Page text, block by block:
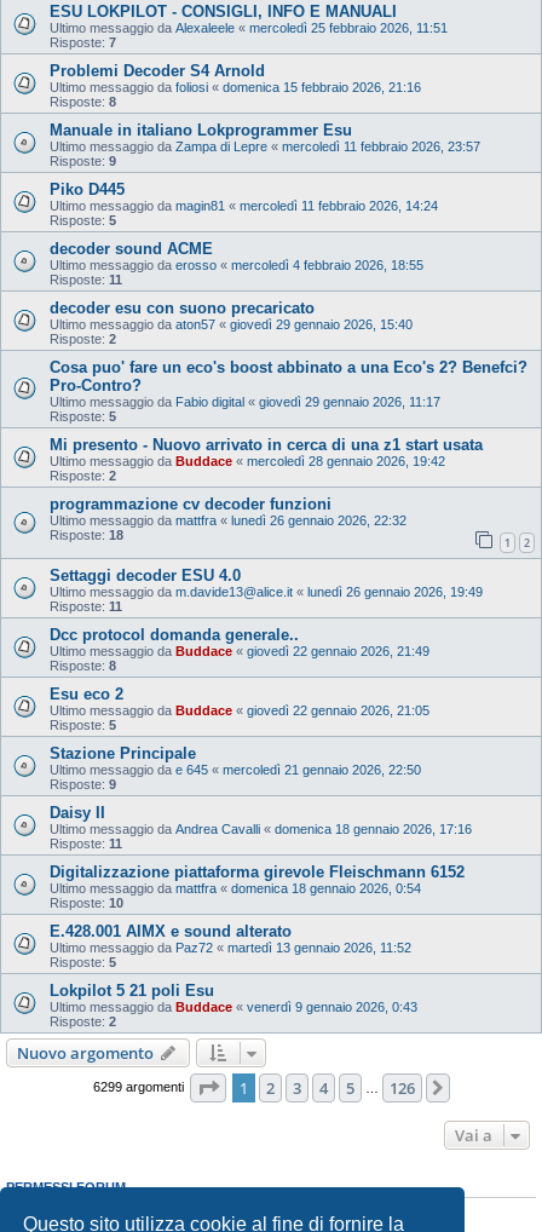
Questo sito utilizza cookie al fine di fornire la
ESU LOKPILOT - CONSIGLI, INFO E MANUALI
Ultimo messaggio da Alexaleele « mercoledì 25 febbraio 2026, 11:51
Risposte: 7
Problemi Decoder S4 Arnold
Ultimo messaggio da foliosi « domenica 15 febbraio 2026, 21:16
Risposte: 8
Manuale in italiano Lokprogrammer Esu
Ultimo messaggio da Zampa di Lepre « mercoledì 11 febbraio 2026, 23:57
Risposte: 9
Piko D445
Ultimo messaggio da magin81 « mercoledì 11 febbraio 2026, 14:24
Risposte: 5
decoder sound ACME
Ultimo messaggio da erosso « mercoledì 4 febbraio 2026, 18:55
Risposte: 11
decoder esu con suono precaricato
Ultimo messaggio da aton57 « giovedì 29 gennaio 2026, 15:40
Risposte: 2
Cosa puo' fare un eco's boost abbinato a una Eco's 2? Benefci?
Pro-Contro?
Ultimo messaggio da Fabio digital « giovedì 29 gennaio 2026, 11:17
Risposte: 5
Mi presento - Nuovo arrivato in cerca di una z1 start usata
Ultimo messaggio da Buddace « mercoledì 28 gennaio 2026, 19:42
Risposte: 2
programmazione cv decoder funzioni
Ultimo messaggio da mattfra « lunedì 26 gennaio 2026, 22:32
Risposte: 18 1 2
Settaggi decoder ESU 4.0
Ultimo messaggio da m.davide13@alice.it « lunedì 26 gennaio 2026, 19:49
Risposte: 11
Dcc protocol domanda generale..
Ultimo messaggio da Buddace « giovedì 22 gennaio 2026, 21:49
Risposte: 8
Esu eco 2
Ultimo messaggio da Buddace « giovedì 22 gennaio 2026, 21:05
Risposte: 5
Stazione Principale
Ultimo messaggio da e 645 « mercoledì 21 gennaio 2026, 22:50
Risposte: 9
Daisy II
Ultimo messaggio da Andrea Cavalli « domenica 18 gennaio 2026, 17:16
Risposte: 11
Digitalizzazione piattaforma girevole Fleischmann 6152
Ultimo messaggio da mattfra « domenica 18 gennaio 2026, 0:54
Risposte: 10
E.428.001 AIMX e sound alterato
Ultimo messaggio da Paz72 « martedì 13 gennaio 2026, 11:52
Risposte: 5
Lokpilot 5 21 poli Esu
Ultimo messaggio da Buddace « venerdì 9 gennaio 2026, 0:43
Risposte: 2
Nuovo argomento
6299 argomenti Pagina di 126
1 2 3 4 5 126
Vai a
PERMESSI FORUM
Non puoirispondere negli argomenti